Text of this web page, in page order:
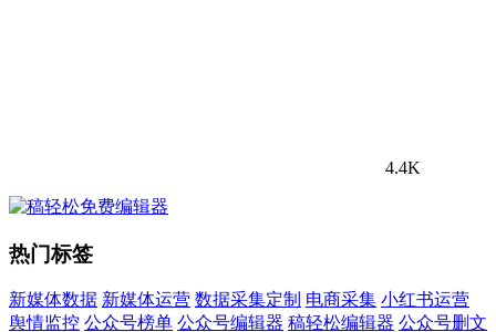
4.4K
热门标签
新媒体数据 新媒体运营 数据采集定制 电商采集 小红书运营
舆情监控 公众号榜单 公众号编辑器 稿轻松编辑器 公众号删文